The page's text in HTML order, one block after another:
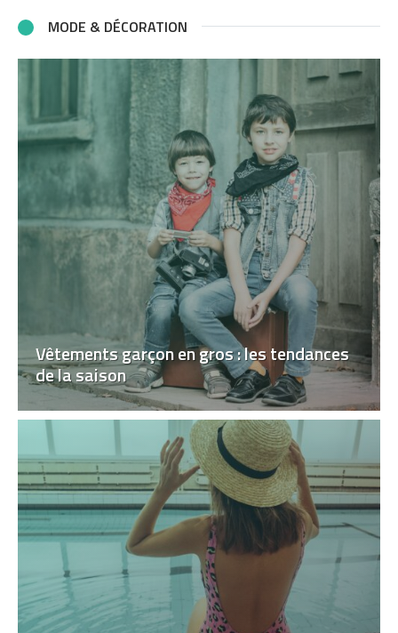
MODE & DÉCORATION
Vêtements garçon en gros : les tendances
de la saison